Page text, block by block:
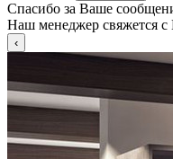
Спасибо за Ваше
Наш менеджер свяжется